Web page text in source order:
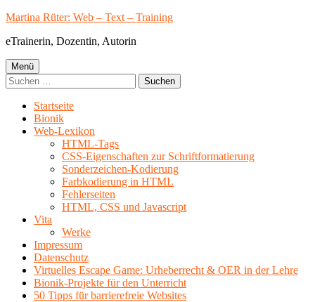
Springe
Inhalt
Martina Rüter: Web – Text – Training
eTrainerin, Dozentin, Autorin
Primäres
Menü
Menü
Suchen
nach:
Startseite
Bionik
Web-Lexikon
HTML-Tags
CSS-Eigenschaften zur Schriftformatierung
Sonderzeichen-Kodierung
Farbkodierung in HTML
Fehlerseiten
HTML, CSS und Javascript
Vita
Werke
Impressum
Datenschutz
Virtuelles Escape Game: Urheberrecht & OER in der Lehre
Bionik-Projekte für den Unterricht
50 Tipps für barrierefreie Websites